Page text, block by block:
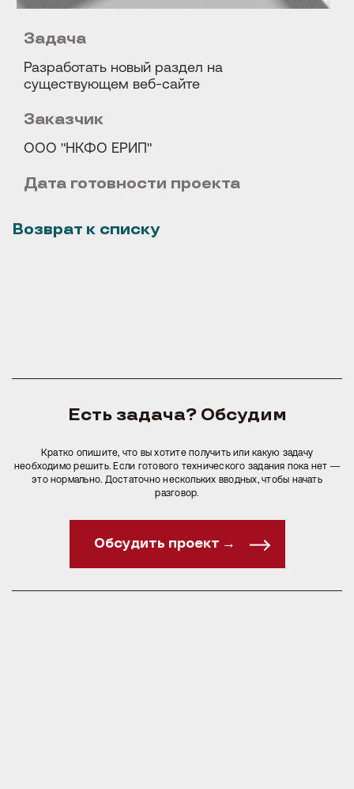
Задача
Разработать новый раздел на
существующем веб-сайте
Заказчик
ООО "НКФО ЕРИП"
Дата готовности проекта
Возврат к списку
Есть задача? Обсудим
Кратко опишите, что вы хотите получить или какую задачу
необходимо решить. Если готового технического задания пока нет —
это нормально. Достаточно нескольких вводных, чтобы начать
разговор.
Обсудить проект →